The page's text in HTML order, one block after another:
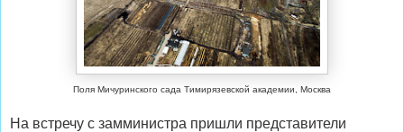
Поля Мичуринского сада Тимирязевской академии, Москва
На встречу с замминистра пришли представители